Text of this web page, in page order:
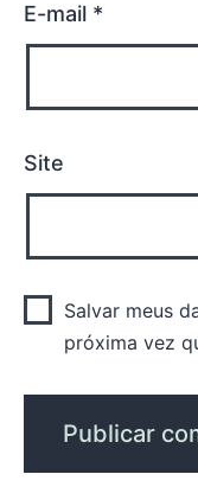
E-mail *
Site
Salvar meus
próxima vez